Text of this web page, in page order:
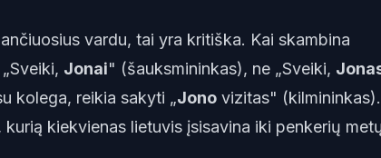
vardu, tai yra kritiška. Kai skambina
Jonai" (šauksmininkas), ne „Sveiki,
kolega, reikia sakyti „Jono vizitas"
kiekvienas lietuvis įsisavina iki penkerių